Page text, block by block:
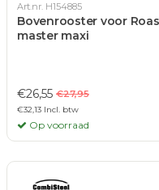
Art.nr. H154885
Bovenrooster voor
master maxi
€26,55 €27,95
€32,13 Incl. btw
Op voorraad